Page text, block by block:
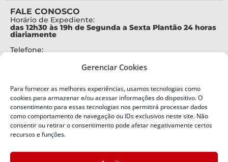
Gerenciar Cookies
Para fornecer as melhores experiências, usamos tecnologias como
cookies para armazenar e/ou acessar informações do dispositivo. O
consentimento para essas tecnologias nos permitirá processar dados
como comportamento de navegação ou IDs exclusivos neste site. Não
consentir ou retirar o consentimento pode afetar negativamente certos
recursos e funções.
FALE CONOSCO
Horário de Expediente:
das 12h30 às 19h de Segunda a Sexta Plantão 24 horas
diariamente
Telefone:
Alertas Defesa Civil:
SMS 40199
ENDEREÇO
Defesa Civil do Estado de Santa Catarina
Bairro: